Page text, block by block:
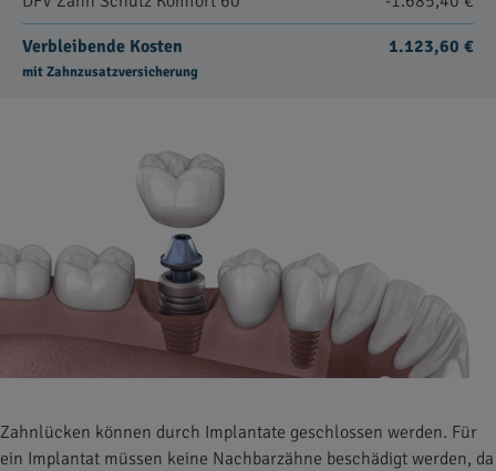
Verbleibende Kosten
mit Zahnzusatzversicherung
1.123,60 €
Zahnlücken können durch Implantate geschlossen werden. Für
ein Implantat müssen keine Nachbarzähne beschädigt werden, da